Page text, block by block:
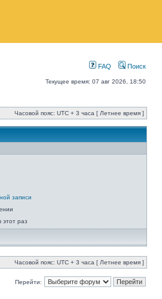
FAQ Поиск
Текущее время: 07 авг 2026, 18:50
Часовой пояс: UTC + 3 часа [ Летнее время ]
записи
раз
Часовой пояс: UTC + 3 часа [ Летнее время ]
Перейти: